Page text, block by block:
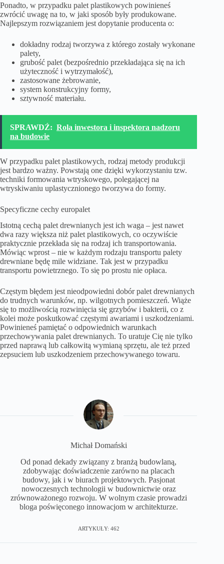
Ponadto, w przypadku palet plastikowych powinieneś
zwrócić uwagę na to, w jaki sposób były produkowane.
Najlepszym rozwiązaniem jest dopytanie producenta o:
dokładny rodzaj tworzywa z którego zostały wykonane
palety,
grubość palet (bezpośrednio przekładająca się na ich
użyteczność i wytrzymałość),
zastosowane żebrowanie,
system konstrukcyjny formy,
sztywność materiału.
SPRAWDŹ: Rola inwestora i inspektora nadzoru
na budowie
W przypadku palet plastikowych, rodzaj metody produkcji
jest bardzo ważny. Powstają one dzięki wykorzystaniu tzw.
techniki formowania wtryskowego, polegającej na
wtryskiwaniu uplastycznionego tworzywa do formy.
Specyficzne cechy europalet
Istotną cechą palet drewnianych jest ich waga – jest nawet
dwa razy większa niż palet plastikowych, co oczywiście
praktycznie przekłada się na rodzaj ich transportowania.
Mówiąc wprost – nie w każdym rodzaju transportu palety
drewniane będę mile widziane. Tak jest w przypadku
transportu powietrznego. To się po prostu nie opłaca.
Częstym błędem jest nieodpowiedni dobór palet drewnianych
do trudnych warunków, np. wilgotnych pomieszczeń. Wiąże
się to możliwością rozwinięcia się grzybów i bakterii, co z
kolei może poskutkować częstymi awariami i uszkodzeniami.
Powinieneś pamiętać o odpowiednich warunkach
przechowywania palet drewnianych. To uratuje Cię nie tylko
przed naprawą lub całkowitą wymianą sprzętu, ale też przed
zepsuciem lub uszkodzeniem przechowywanego towaru.
Michał Domański
Od ponad dekady związany z branżą budowlaną,
zdobywając doświadczenie zarówno na placach
budowy, jak i w biurach projektowych. Pasjonat
nowoczesnych technologii w budownictwie oraz
zrównoważonego rozwoju. W wolnym czasie prowadzi
bloga poświęconego innowacjom w architekturze.
ARTYKUŁY: 462